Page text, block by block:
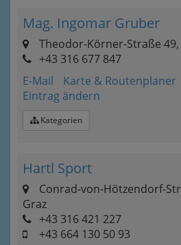
Mag. Ingomar Gruber
Theodor-Körner-Straße 49,
+43 316 677 847
E-Mail
Karte & Routenplaner
Eintrag ändern
Kategorien
Hartl Sport
Conrad-von-Hötzendorf-
Graz
+43 316 421 227
+43 664 130 50 93